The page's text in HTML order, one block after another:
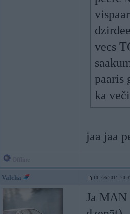
vecs
paaris
ka
jaa jaa
Valcha 10. Feb 2011,
Ja MAN